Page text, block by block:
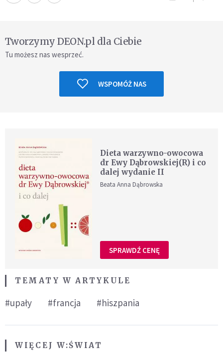
Tworzymy DEON.pl dla Ciebie
Tu możesz nas wesprzeć.
WSPOMÓŻ NAS
Dieta warzywno-owocowa
dr Ewy Dąbrowskiej(R) i co
dalej wydanie II
Beata Anna Dąbrowska
SPRAWDŹ CENĘ
TEMATY W ARTYKULE
#upały #francja #hiszpania
WIĘCEJ W:ŚWIAT